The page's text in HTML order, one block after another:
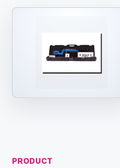
PRODUCT